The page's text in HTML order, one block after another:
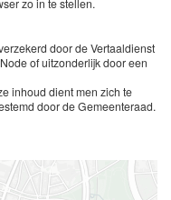
zo in te stellen.
door de Vertaaldienst
of uitzonderlijk door een
inhoud dient men zich te
door de Gemeenteraad.